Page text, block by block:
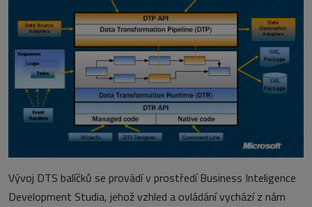
Vývoj DTS balíčků se provádí v prostředí Business Inteligence
Development Studia, jehož vzhled a ovládání vychází z nám